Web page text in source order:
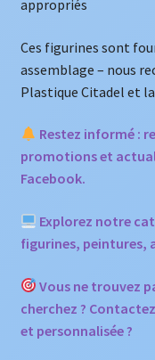
appropriés
Ces figurines sont
assemblage – nous
Plastique Citadel et
Restez informé :
promotions et
Facebook.
Explorez notre
figurines, peintures,
Vous ne trouvez
cherchez ?
et personnalisée ?